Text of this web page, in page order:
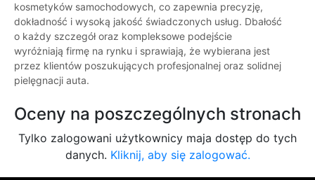
kosmetyków samochodowych, co zapewnia precyzję,
dokładność i wysoką jakość świadczonych usług. Dbałość
o każdy szczegół oraz kompleksowe podejście
wyróżniają firmę na rynku i sprawiają, że wybierana jest
przez klientów poszukujących profesjonalnej oraz solidnej
pielęgnacji auta.
Oceny na poszczególnych stronach
Tylko zalogowani użytkownicy maja dostęp do tych
danych. Kliknij, aby się zalogować.